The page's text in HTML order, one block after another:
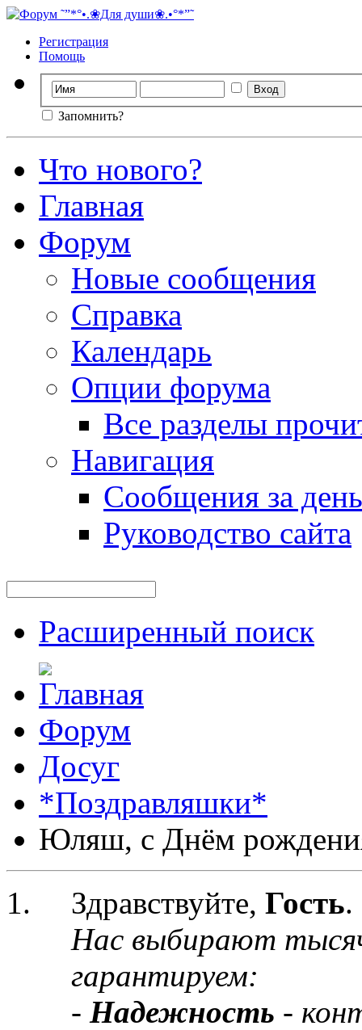
Регистрация
Помощь
Запомнить?
Что нового?
Главная
Форум
Новые сообщения
Справка
Календарь
Опции форума
Все разделы
Навигация
Сообщения за день
Руководство сайта
Расширенный поиск
Форум
Досуг
*Поздравляшки*
Юляш, с Днём
Здравствуйте, Гость.
Нас выбирают
гарантируем:
- Надежность -